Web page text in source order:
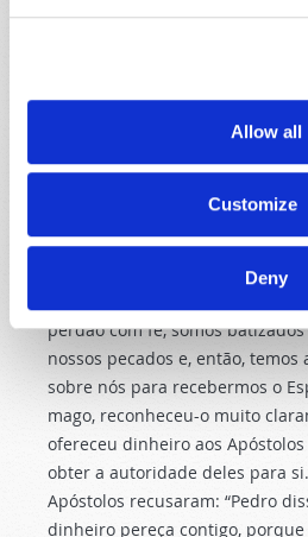
Allow all
Customize
Deny
Espírito Santo, pois ainda não
nenhum deles; tinham sido
impuseram-lhes as mãos, e
oração que essas pessoas
É assim que todos o recebem —
acreditando no coração.
perdão com fé, somos
nossos pecados e, então, temos
sobre nós para recebermos o
mago, reconheceu-o muito
ofereceu dinheiro aos
obter a autoridade deles para
Apóstolos recusaram: “Pedro
dinheiro pereça contigo,